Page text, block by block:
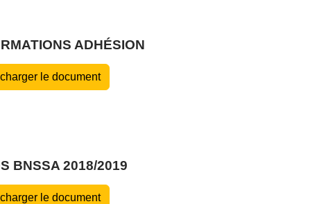
ADHÉSION
le document
BNSSA 2018/2019
le document